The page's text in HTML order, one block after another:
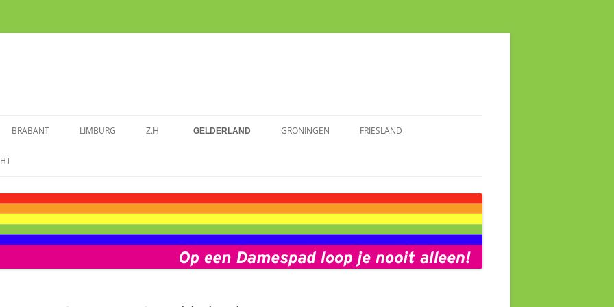
VROUWEN
BRABANT
FOTOALBUM BRABANT
NIEUWS BRABANT
LIMBURG
FOTOALBUM LIMBURG
NIEUWS LIMBURG
Z.H
FOTOALBUM ZUID-HOLLAND
NIEUWS ZUID-HOLLAND
GELDERLAND
FOTOALBUM GELDERLAND
NIEUWS GELDERLAND
GRONINGEN
FOTOALBUM GRONINGEN
NIEUWS GRONINGEN
FRIESLAND
NIEUWS FRIESLAND
UTRECHT
UTRECHT